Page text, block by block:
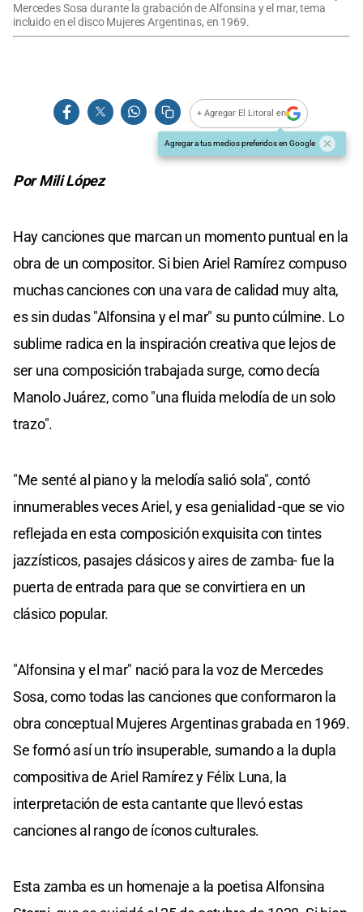
Mercedes Sosa durante la grabación de Alfonsina y el mar, tema
incluido en el disco Mujeres Argentinas, en 1969.
+ Agregar El Litoral en
Agregar a tus medios preferidos en Google
Por Mili López
Hay canciones que marcan un momento puntual en la
obra de un compositor. Si bien Ariel Ramírez compuso
muchas canciones con una vara de calidad muy alta,
es sin dudas "Alfonsina y el mar" su punto cúlmine. Lo
sublime radica en la inspiración creativa que lejos de
ser una composición trabajada surge, como decía
Manolo Juárez, como "una fluida melodía de un solo
trazo".
"Me senté al piano y la melodía salió sola", contó
innumerables veces Ariel, y esa genialidad -que se vio
reflejada en esta composición exquisita con tintes
jazzísticos, pasajes clásicos y aires de zamba- fue la
puerta de entrada para que se convirtiera en un
clásico popular.
"Alfonsina y el mar" nació para la voz de Mercedes
Sosa, como todas las canciones que conformaron la
obra conceptual Mujeres Argentinas grabada en 1969.
Se formó así un trío insuperable, sumando a la dupla
compositiva de Ariel Ramírez y Félix Luna, la
interpretación de esta cantante que llevó estas
canciones al rango de íconos culturales.
Esta zamba es un homenaje a la poetisa Alfonsina